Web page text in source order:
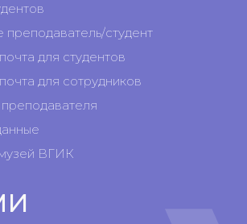
преподаватель/студент
для студентов
для сотрудников
ВГИК